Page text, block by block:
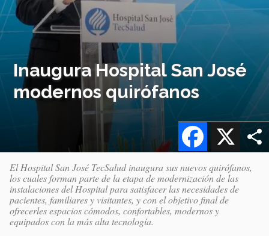
Inaugura Hospital San José
modernos quirófanos
X
Facebook
El Hospital San José TecSalud inaugura sus nuevos quirófanos,
los cuales forman parte de la etapa de modernización de las
instalaciones del Hospital para satisfacer las necesidades de
pacientes, familiares y visitantes, y con el objetivo final de
ofrecerles espacios cómodos, confortables, modernos y
equipados con la más alta tecnología.